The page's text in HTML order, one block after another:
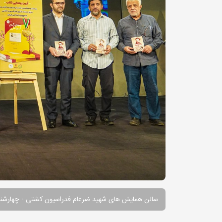
سالن همایش های شهید ضرغام فدراسیون کشتی - چهارشنبه 16